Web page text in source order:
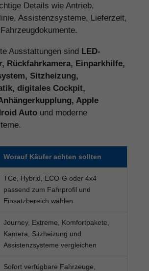
Details wie Antrieb,
Assistenzsysteme, Lieferzeit,
Ausstattungen sind LED-
Rückfahrkamera, Einparkhilfe,
Sitzheizung,
digitales Cockpit,
Apple
Auto und moderne
Worauf Käufer achten sollten
TCe, Hybrid, ECO-G oder 4x4
passend zum Fahrprofil und
Einsatzbereich wählen
Journey, Extreme, Komfortpakete,
Kamera, Sitzheizung und
Assistenzsysteme vergleichen
Sofort verfügbare Fahrzeuge,